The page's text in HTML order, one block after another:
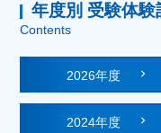
年度別 受験体験
Contents
2026年度
2024年度